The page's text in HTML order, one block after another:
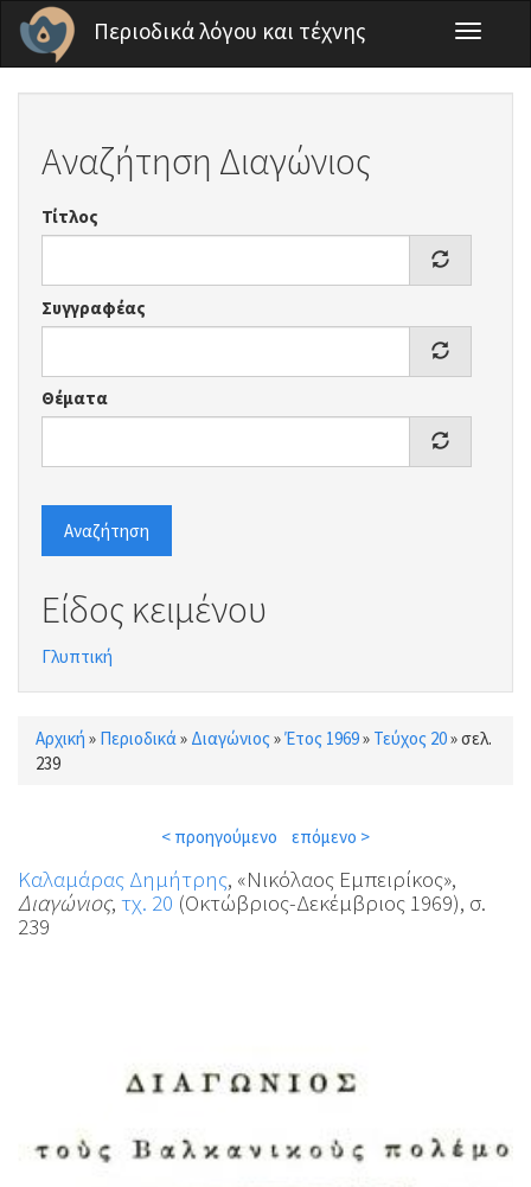
Παράκαμψη προς το κυρίως περιεχόμενο
Περιοδικά λόγου και τέχνης
Toggle
Αναζήτηση Διαγώνιος
Τίτλος
Συγγραφέας
Θέματα
Αναζήτηση
Είδος κειμένου
Γλυπτική
Είστε εδώ
Αρχική » Περιοδικά » Διαγώνιος »Έτος 1969» Τεύχος 20»σελ.
239
< προηγούμενο επόμενο >
Καλαμάρας Δημήτρης, «Νικόλαος Εμπειρίκος»,
Διαγώνιος, τχ. 20 (Οκτώβριος-Δεκέμβριος 1969), σ.
239